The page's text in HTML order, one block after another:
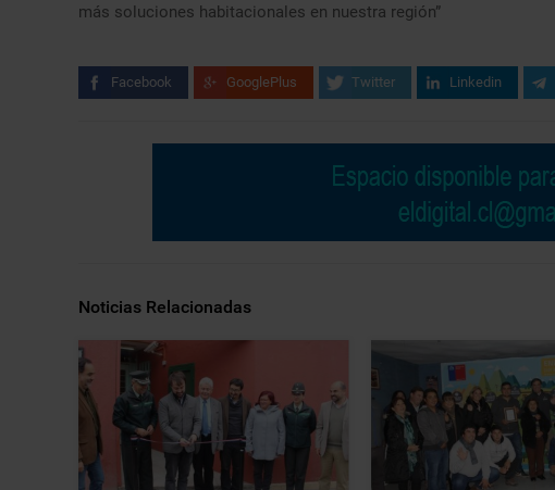
más soluciones habitacionales en nuestra región”
Facebook GooglePlus Twitter Linkedin
Noticias Relacionadas